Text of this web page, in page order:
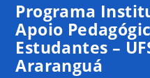
Programa
Apoio
Estudantes –
Araranguá